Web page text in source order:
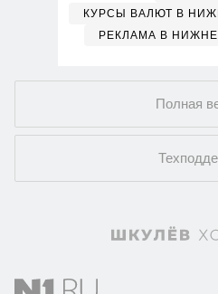
КУРСЫ ВАЛЮТ В
РЕКЛАМА В
Полная